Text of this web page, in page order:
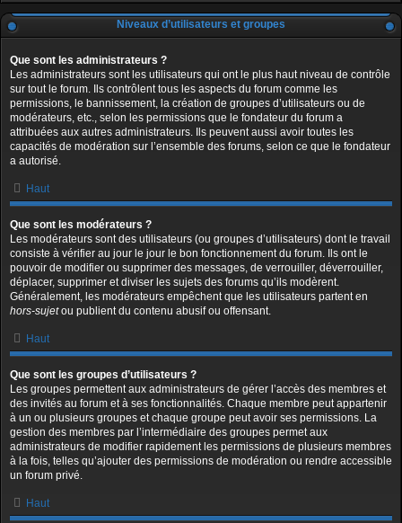
Niveaux d’utilisateurs et groupes
Que sont les administrateurs ?
Les administrateurs sont les utilisateurs qui ont le plus haut niveau de contrôle
sur tout le forum. Ils contrôlent tous les aspects du forum comme les
permissions, le bannissement, la création de groupes d’utilisateurs ou de
modérateurs, etc., selon les permissions que le fondateur du forum a
attribuées aux autres administrateurs. Ils peuvent aussi avoir toutes les
capacités de modération sur l’ensemble des forums, selon ce que le fondateur
a autorisé.
Haut
Que sont les modérateurs ?
Les modérateurs sont des utilisateurs (ou groupes d’utilisateurs) dont le travail
consiste à vérifier au jour le jour le bon fonctionnement du forum. Ils ont le
pouvoir de modifier ou supprimer des messages, de verrouiller, déverrouiller,
déplacer, supprimer et diviser les sujets des forums qu’ils modèrent.
Généralement, les modérateurs empêchent que les utilisateurs partent en
hors-sujetou publient du contenu abusif ou offensant.
Haut
Que sont les groupes d’utilisateurs ?
Les groupes permettent aux administrateurs de gérer l’accès des membres et
des invités au forum et à ses fonctionnalités. Chaque membre peut appartenir
à un ou plusieurs groupes et chaque groupe peut avoir ses permissions. La
gestion des membres par l’intermédiaire des groupes permet aux
administrateurs de modifier rapidement les permissions de plusieurs membres
à la fois, telles qu’ajouter des permissions de modération ou rendre accessible
un forum privé.
Haut